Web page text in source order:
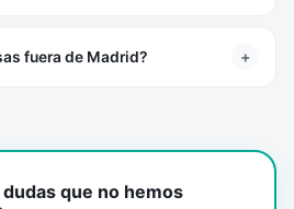
fuera de Madrid? +
que no hemos